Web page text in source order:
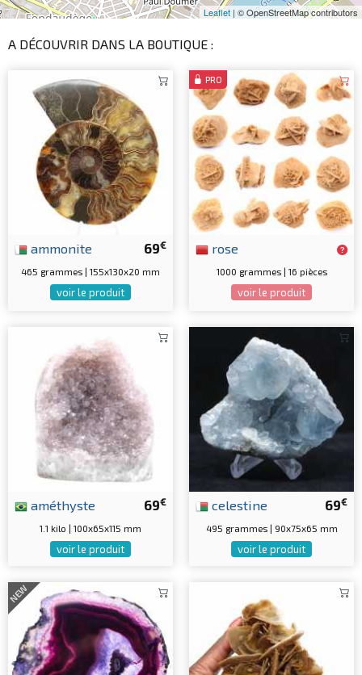
Leaflet | © OpenStreetMap contributors
A DÉCOUVRIR DANS LA BOUTIQUE :
69€
ammonite
465 grammes | 155x130x20 mm
voir le produit
PRO
rose
1000 grammes | 16 pièces
voir le produit
69€
améthyste
1.1 kilo | 100x65x115 mm
voir le produit
69€
celestine
495 grammes | 90x75x65 mm
voir le produit
NEW